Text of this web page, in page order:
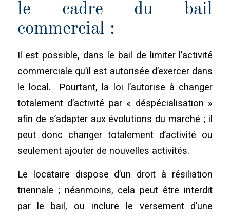
le cadre du bail
commercial :
Il est possible, dans le bail de limiter l’activité
commerciale qu’il est autorisée d’exercer dans
le local. Pourtant, la loi l’autorise à changer
totalement d’activité par « déspécialisation »
afin de s’adapter aux évolutions du marché ; il
peut donc changer totalement d’activité ou
seulement ajouter de nouvelles activités.
Le locataire dispose d’un droit à résiliation
triennale ; néanmoins, cela peut être interdit
par le bail, ou inclure le versement d’une